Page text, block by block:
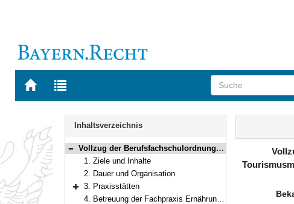
Zur
BAYERN.RECHT
Zur
letzten
Navigation
Inhaltsverzeichnis
Bereich reduzieren
Vollzug der Berufsfachschulordnung Ernährung und Versorgung, Kinderpflege, Sozialpflege, Hotel- und Tourismusmanagement, Informatik (Berufsfachschulordnung – BFSO) hier: Fachpraxis Ernährung und Versorgung an Berufsfachschulen für Ernährung und Versorgung
1. Ziele und Inhalte
2. Dauer und Organisation
Bereich erweitern
3. Praxisstätten
4. Betreuung der Fachpraxis Ernährung und Versorgung